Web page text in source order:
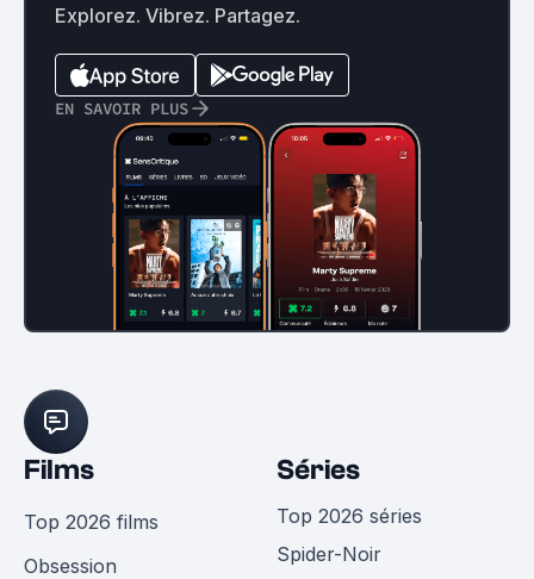
Explorez. Vibrez. Partagez.
EN SAVOIR PLUS
Films
Top 2026 films
Obsession
Séries
Top 2026 séries
Spider-Noir